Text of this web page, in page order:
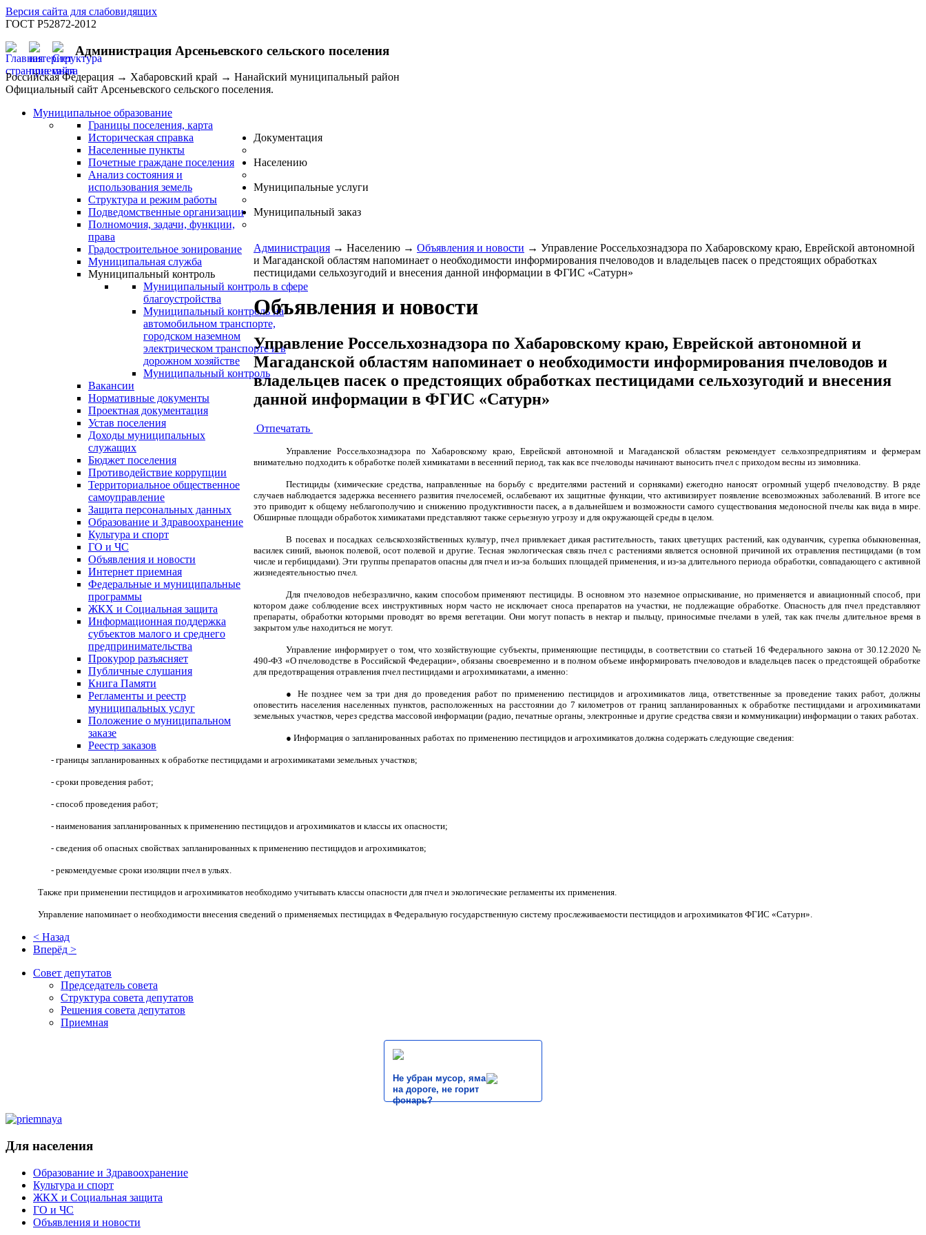
Версия сайта для слабовидящих
ГОСТ Р52872-2012
Администрация Арсеньевского сельского поселения
Российская Федерация → Хабаровский край → Нанайский муниципальный район
Официальный сайт Арсеньевского сельского поселения.
Муниципальное образование
Границы поселения, карта
Историческая справка
Населенные пункты
Почетные граждане поселения
Анализ состояния и
использования земель
Структура и режим работы
Подведомственные организации
Полномочия, задачи, функции,
права
Градостроительное зонирование
Муниципальная служба
Муниципальный контроль
Муниципальный контроль в сфере
благоустройства
Муниципальный контроль на
автомобильном транспорте,
городском наземном
электрическом транспорте и в
дорожном хозяйстве
Муниципальный контроль
Вакансии
Документация
Нормативные документы
Проектная документация
Устав поселения
Доходы муниципальных
служащих
Бюджет поселения
Противодействие коррупции
Территориальное общественное
самоуправление
Защита персональных данных
Населению
Образование и Здравоохранение
Культура и спорт
ГО и ЧС
Объявления и новости
Интернет приемная
Федеральные и муниципальные
программы
ЖКХ и Социальная защита
Информационная поддержка
субъектов малого и среднего
предпринимательства
Прокурор разъясняет
Публичные слушания
Книга Памяти
Муниципальные услуги
Регламенты и реестр
муниципальных услуг
Муниципальный заказ
Положение о муниципальном
заказе
Реестр заказов
Администрация → Населению → Объявления и новости → Управление Россельхознадзора по Хабаровскому краю, Еврейской автономной
и Магаданской областям напоминает о необходимости информирования пчеловодов и владельцев пасек о предстоящих обработках
пестицидами сельхозугодий и внесения данной информации в ФГИС «Сатурн»
Объявления и новости
Управление Россельхознадзора по Хабаровскому краю, Еврейской автономной и
Магаданской областям напоминает о необходимости информирования пчеловодов и
владельцев пасек о предстоящих обработках пестицидами сельхозугодий и внесения
данной информации в ФГИС «Сатурн»
Отпечатать
Управление Россельхознадзора по Хабаровскому краю, Еврейской автономной и Магаданской областям рекомендует сельхозпредприятиям и фермерам
внимательно подходить к обработке полей химикатами в весенний период, так как все пчеловоды начинают выносить пчел с приходом весны из зимовника.
Пестициды (химические средства, направленные на борьбу с вредителями растений и сорняками) ежегодно наносят огромный ущерб пчеловодству. В ряде
случаев наблюдается задержка весеннего развития пчелосемей, ослабевают их защитные функции, что активизирует появление всевозможных заболеваний. В итоге все
это приводит к общему неблагополучию и снижению продуктивности пасек, а в дальнейшем и возможности самого существования медоносной пчелы как вида в мире.
Обширные площади обработок химикатами представляют также серьезную угрозу и для окружающей среды в целом.
В посевах и посадках сельскохозяйственных культур, пчел привлекает дикая растительность, таких цветущих растений, как одуванчик, сурепка обыкновенная,
василек синий, вьюнок полевой, осот полевой и другие. Тесная экологическая связь пчел с растениями является основной причиной их отравления пестицидами (в том
числе и гербицидами). Эти группы препаратов опасны для пчел и из-за больших площадей применения, и из-за длительного периода обработки, совпадающего с активной
жизнедеятельностью пчел.
Для пчеловодов небезразлично, каким способом применяют пестициды. В основном это наземное опрыскивание, но применяется и авиационный способ, при
котором даже соблюдение всех инструктивных норм часто не исключает сноса препаратов на участки, не подлежащие обработке. Опасность для пчел представляют
препараты, обработки которыми проводят во время вегетации. Они могут попасть в нектар и пыльцу, приносимые пчелами в улей, так как пчелы длительное время в
закрытом улье находиться не могут.
Управление информирует о том, что хозяйствующие субъекты, применяющие пестициды,в соответствии со статьей 16 Федерального закона от 30.12.2020 №
490-ФЗ «О пчеловодстве в Российской Федерации»,обязаны своевременно и в полном объеме информировать пчеловодов и владельцев пасек о предстоящей обработке
для предотвращения отравления пчел пестицидами и агрохимикатами, а именно:
● Не позднее чем за три дня до проведения работ по применению пестицидов и агрохимикатов лица, ответственные за проведение таких работ, должны
оповестить населения населенных пунктов, расположенных на расстоянии до 7 километров от границ запланированных к обработке пестицидами и агрохимикатами
земельных участков, через средства массовой информации (радио, печатные органы, электронные и другие средства связи и коммуникации) информации о таких работах.
● Информация о запланированных работах по применению пестицидов и агрохимикатов должна содержать следующие сведения:
- границы запланированных к обработке пестицидами и агрохимикатами земельных участков;
- сроки проведения работ;
- способ проведения работ;
- наименования запланированных к применению пестицидов и агрохимикатов и классы их опасности;
- сведения об опасных свойствах запланированных к применению пестицидов и агрохимикатов;
- рекомендуемые сроки изоляции пчел в ульях.
Также при применении пестицидов и агрохимикатов необходимо учитывать классы опасности для пчел и экологические регламенты их применения.
Управление напоминает о необходимости внесения сведений о применяемых пестицидах в Федеральную государственную систему прослеживаемости пестицидов и агрохимикатов ФГИС «Сатурн».
< Назад
Вперёд >
Совет депутатов
Председатель совета
Структура совета депутатов
Решения совета депутатов
Приемная
Не убран мусор, яма
на дороге, не горит
фонарь?
Для населения
Образование и Здравоохранение
Культура и спорт
ЖКХ и Социальная защита
ГО и ЧС
Объявления и новости